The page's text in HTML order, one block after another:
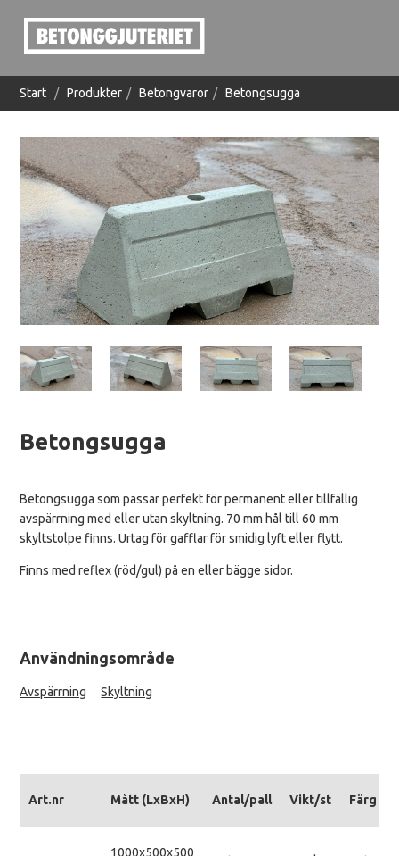
Start / Produkter / Betongvaror / Betongsugga
Betongsugga
Betongsugga som passar perfekt för permanent eller tillfällig
avspärrning med eller utan skyltning. 70 mm hål till 60 mm
skyltstolpe finns. Urtag för gafflar för smidig lyft eller flytt.
Finns med reflex (röd/gul) på en eller bägge sidor.
Användningsområde
Avspärrning Skyltning
Art.nr Mått (LxBxH) Antal/pall Vikt/st Färg
1000x500x500